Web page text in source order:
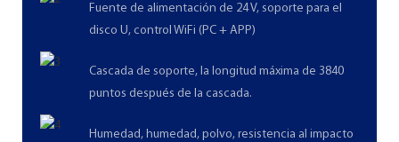
Fuente de alimentación de 24 V, soporte para el
disco U, control WiFi (PC + APP)
Cascada de soporte, la longitud máxima de 3840
puntos después de la cascada.
Humedad, humedad, polvo, resistencia al impacto